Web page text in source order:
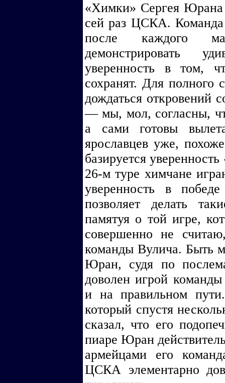
«Химки» Сергея Юрана
сей раз ЦСКА.
после каждого
демонстрировать
уверенность в том,
сохранят. Для полного
дождаться откровений
— мы, мол, согласны,
а сами готовы
ярославцев уже,
базируется
26-м туре химчане
уверенность в
позволяет делать
памятуя о той игре,
совершенно не
команды Вулича. Быть
Юран, судя по
доволен игрой
и на правильном
который спустя
сказал, что его
пиаре Юран
армейцами его
ЦСКА элементарно